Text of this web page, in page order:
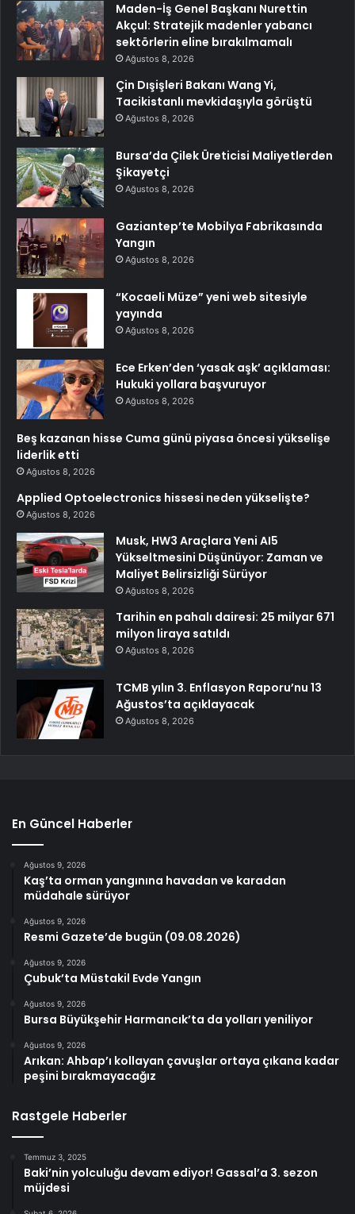
Maden-İş Genel Başkanı Nurettin
Akçul: Stratejik madenler yabancı
sektörlerin eline bırakılmamalı
Ağustos 8, 2026
Çin Dışişleri Bakanı Wang Yi,
Tacikistanlı mevkidaşıyla görüştü
Ağustos 8, 2026
Bursa’da Çilek Üreticisi Maliyetlerden
Şikayetçi
Ağustos 8, 2026
Gaziantep’te Mobilya Fabrikasında
Yangın
Ağustos 8, 2026
“Kocaeli Müze” yeni web sitesiyle
yayında
Ağustos 8, 2026
Ece Erken’den ‘yasak aşk’ açıklaması:
Hukuki yollara başvuruyor
Ağustos 8, 2026
Beş kazanan hisse Cuma günü piyasa öncesi yükselişe
liderlik etti
Ağustos 8, 2026
Applied Optoelectronics hissesi neden yükselişte?
Ağustos 8, 2026
Musk, HW3 Araçlara Yeni AI5
Yükseltmesini Düşünüyor: Zaman ve
Maliyet Belirsizliği Sürüyor
Ağustos 8, 2026
Tarihin en pahalı dairesi: 25 milyar 671
milyon liraya satıldı
Ağustos 8, 2026
TCMB yılın 3. Enflasyon Raporu’nu 13
Ağustos’ta açıklayacak
Ağustos 8, 2026
En Güncel Haberler
Ağustos 9, 2026
Kaş’ta orman yangınına havadan ve karadan
müdahale sürüyor
Ağustos 9, 2026
Resmi Gazete’de bugün (09.08.2026)
Ağustos 9, 2026
Çubuk’ta Müstakil Evde Yangın
Ağustos 9, 2026
Bursa Büyükşehir Harmancık’ta da yolları yeniliyor
Ağustos 9, 2026
Arıkan: Ahbap’ı kollayan çavuşlar ortaya çıkana kadar
peşini bırakmayacağız
Rastgele Haberler
Temmuz 3, 2025
Baki’nin yolculuğu devam ediyor! Gassal’a 3. sezon
müjdesi